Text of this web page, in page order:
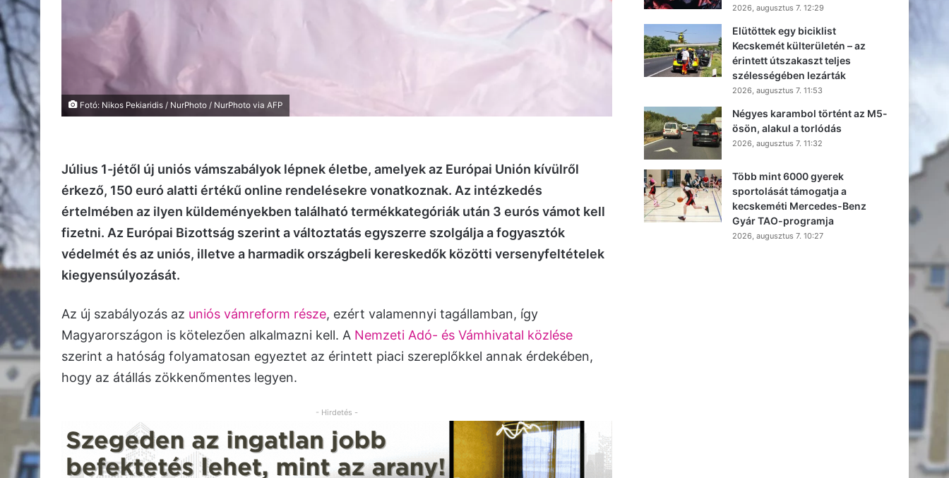
Fotó: Nikos Pekiaridis / NurPhoto / NurPhoto via AFP
Július 1-jétől új uniós vámszabályok lépnek életbe, amelyek az Európai Unión kívülről
érkező, 150 euró alatti értékű online rendelésekre vonatkoznak. Az intézkedés
értelmében az ilyen küldeményekben található termékkategóriák után 3 eurós vámot kell
fizetni. Az Európai Bizottság szerint a változtatás egyszerre szolgálja a fogyasztók
védelmét és az uniós, illetve a harmadik országbeli kereskedők közötti versenyfeltételek
kiegyensúlyozását.
Az új szabályozás az uniós vámreform része, ezért valamennyi tagállamban, így
Magyarországon is kötelezően alkalmazni kell. A Nemzeti Adó- és Vámhivatal közlése
szerint a hatóság folyamatosan egyeztet az érintett piaci szereplőkkel annak érdekében,
hogy az átállás zökkenőmentes legyen.
- Hirdetés -
2026, augusztus 7. 12:29
Elütöttek egy biciklist
Kecskemét külterületén – az
érintett útszakaszt teljes
szélességében lezárták
2026, augusztus 7. 11:53
Négyes karambol történt az M5-
ösön, alakul a torlódás
2026, augusztus 7. 11:32
Több mint 6000 gyerek
sportolását támogatja a
kecskeméti Mercedes-Benz
Gyár TAO-programja
2026, augusztus 7. 10:27